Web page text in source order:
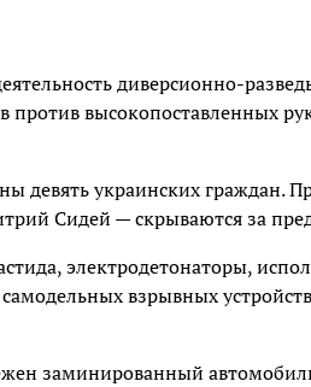
диверсионно-
против высокопоставленных
девять украинских граждан.
Сидей — скрываются за
электродетонаторы,
взрывных
заминированный